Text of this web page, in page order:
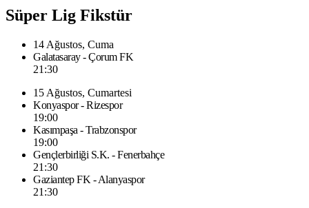
Süper Lig Fikstür
14 Ağustos, Cuma
Galatasaray - Çorum FK
21:30
15 Ağustos, Cumartesi
Konyaspor - Rizespor
19:00
Kasımpaşa - Trabzonspor
19:00
Gençlerbirliği S.K. - Fenerbahçe
21:30
Gaziantep FK - Alanyaspor
21:30